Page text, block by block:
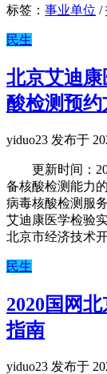
标签： 事业单位 /
民生
北京艾迪
酸检测预约
yiduo23 发布于
更新时间：
备核酸检测能力
病毒核酸检测
艾迪康医学检验
北京市经济技术
民生
2020国网
指南
yiduo23 发布于